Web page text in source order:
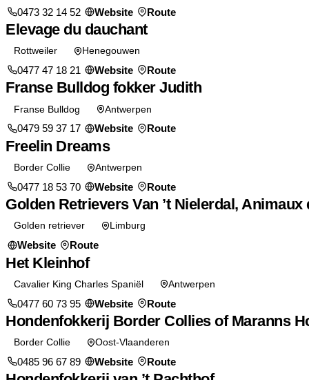
0473 32 14 52 Website Route
Elevage du dauchant
Rottweiler Henegouwen
0477 47 18 21 Website Route
Franse Bulldog fokker Judith
Franse Bulldog Antwerpen
0479 59 37 17 Website Route
Freelin Dreams
Border Collie Antwerpen
0477 18 53 70 Website Route
Golden Retrievers Van ’t Nielerdal,
Golden retriever Limburg
Website Route
Het Kleinhof
Cavalier King Charles Spaniël Antwerpen
0477 60 73 95 Website Route
Hondenfokkerij Border Collies of Maranns
Border Collie Oost-Vlaanderen
0485 96 67 89 Website Route